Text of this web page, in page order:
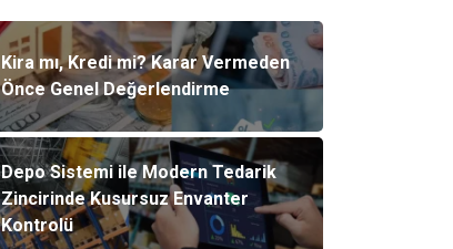
Kira mı, Kredi mi? Karar Vermeden
Önce Genel Değerlendirme
Depo Sistemi ile Modern Tedarik
Zincirinde Kusursuz Envanter
Kontrolü